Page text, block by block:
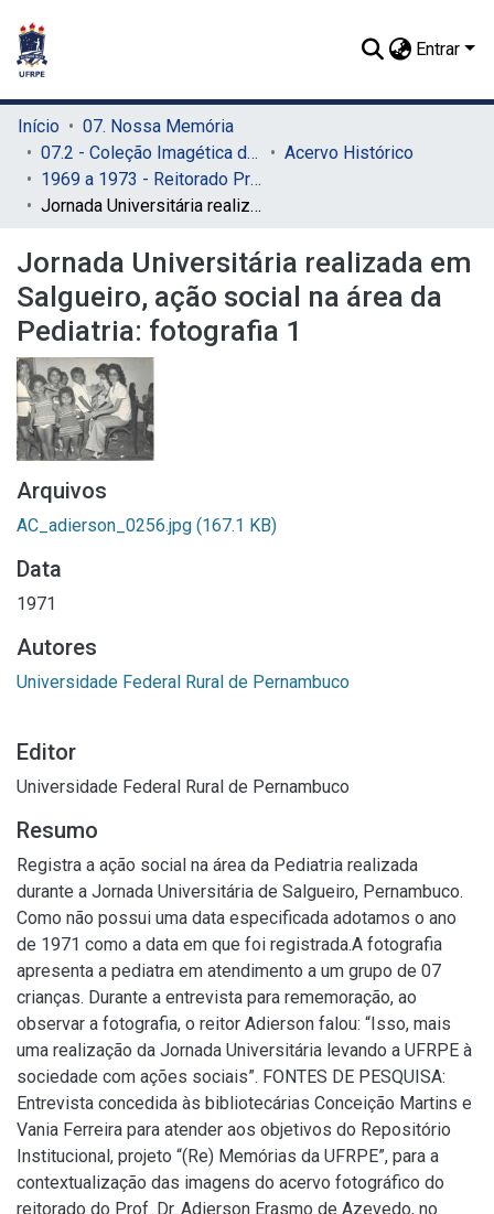
Entrar
Início
07. Nossa Memória
07.2 - Coleção Imagética do SIB
Acervo Histórico
1969 a 1973 - Reitorado Prof. Adierson Erasmo de Azevedo
Jornada Universitária realizada em Salgueiro, ação social na área da Pediatria: fotografia 1
Jornada Universitária realizada em
Salgueiro, ação social na área da
Pediatria: fotografia 1
Arquivos
AC_adierson_0256.jpg (167.1 KB)
Data
1971
Autores
Universidade Federal Rural de Pernambuco
Editor
Universidade Federal Rural de Pernambuco
Resumo
Registra a ação social na área da Pediatria realizada
durante a Jornada Universitária de Salgueiro, Pernambuco.
Como não possui uma data especificada adotamos o ano
de 1971 como a data em que foi registrada.A fotografia
apresenta a pediatra em atendimento a um grupo de 07
crianças. Durante a entrevista para rememoração, ao
observar a fotografia, o reitor Adierson falou: “Isso, mais
uma realização da Jornada Universitária levando a UFRPE à
sociedade com ações sociais”. FONTES DE PESQUISA:
Entrevista concedida às bibliotecárias Conceição Martins e
Vania Ferreira para atender aos objetivos do Repositório
Institucional, projeto “(Re) Memórias da UFRPE”, para a
contextualização das imagens do acervo fotográfico do
reitorado do Prof. Dr. Adierson Erasmo de Azevedo, no